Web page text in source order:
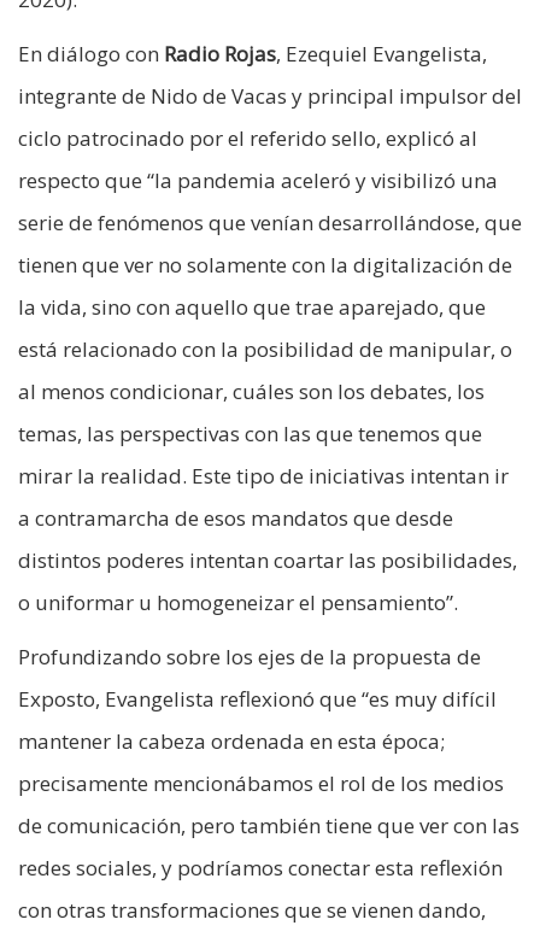
En diálogo con Radio Rojas, Ezequiel Evangelista,
integrante de Nido de Vacas y principal impulsor del
ciclo patrocinado por el referido sello, explicó al
respecto que “la pandemia aceleró y visibilizó una
serie de fenómenos que venían desarrollándose, que
tienen que ver no solamente con la digitalización de
la vida, sino con aquello que trae aparejado, que
está relacionado con la posibilidad de manipular, o
al menos condicionar, cuáles son los debates, los
temas, las perspectivas con las que tenemos que
mirar la realidad. Este tipo de iniciativas intentan ir
a contramarcha de esos mandatos que desde
distintos poderes intentan coartar las posibilidades,
o uniformar u homogeneizar el pensamiento”.
Profundizando sobre los ejes de la propuesta de
Exposto, Evangelista reflexionó que “es muy difícil
mantener la cabeza ordenada en esta época;
precisamente mencionábamos el rol de los medios
de comunicación, pero también tiene que ver con las
redes sociales, y podríamos conectar esta reflexión
con otras transformaciones que se vienen dando,